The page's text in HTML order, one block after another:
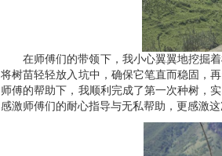
在师傅们的带领下，我小心翼翼地挖掘
将树苗轻轻放入坑中，确保它笔直而稳固，
师傅的帮助下，我顺利完成了第一次种树，
感激师傅们的耐心指导与无私帮助，更感激